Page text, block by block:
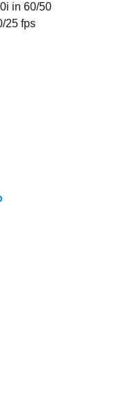
in 60/50
25 fps